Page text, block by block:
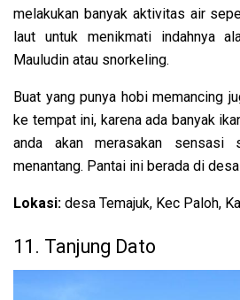
melakukan banyak aktivitas air
laut untuk menikmati indahnya
Mauludin atau snorkeling.
Buat yang punya hobi memancing
ke tempat ini, karena ada banyak
anda akan merasakan
menantang. Pantai ini berada di desa
Lokasi: desa Temajuk, Kec Paloh,
11. Tanjung Dato